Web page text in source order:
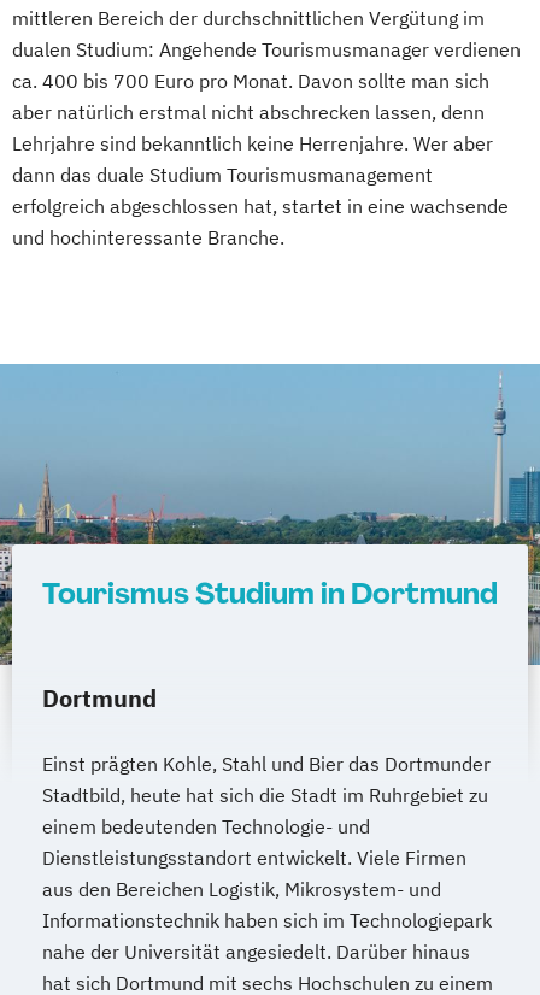
mittleren Bereich der durchschnittlichen Vergütung im
dualen Studium: Angehende Tourismusmanager verdienen
ca. 400 bis 700 Euro pro Monat. Davon sollte man sich
aber natürlich erstmal nicht abschrecken lassen, denn
Lehrjahre sind bekanntlich keine Herrenjahre. Wer aber
dann das duale Studium Tourismusmanagement
erfolgreich abgeschlossen hat, startet in eine wachsende
und hochinteressante Branche.
Tourismus Studium in Dortmund
Dortmund
Einst prägten Kohle, Stahl und Bier das Dortmunder
Stadtbild, heute hat sich die Stadt im Ruhrgebiet zu
einem bedeutenden Technologie- und
Dienstleistungsstandort entwickelt. Viele Firmen
aus den Bereichen Logistik, Mikrosystem- und
Informationstechnik haben sich im Technologiepark
nahe der Universität angesiedelt. Darüber hinaus
hat sich Dortmund mit sechs Hochschulen zu einem